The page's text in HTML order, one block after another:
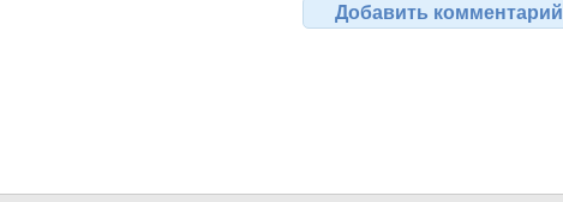
Добавить комментарий